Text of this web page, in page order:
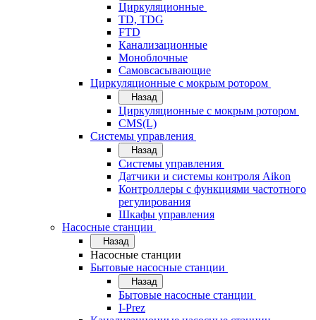
Циркуляционные
TD, TDG
FTD
Канализационные
Моноблочные
Самовсасывающие
Циркуляционные с мокрым ротором
Назад
Циркуляционные с мокрым ротором
CMS(L)
Системы управления
Назад
Системы управления
Датчики и системы контроля Aikon
Контроллеры с функциями частотного
регулирования
Шкафы управления
Насосные станции
Назад
Насосные станции
Бытовые насосные станции
Назад
Бытовые насосные станции
I-Prez